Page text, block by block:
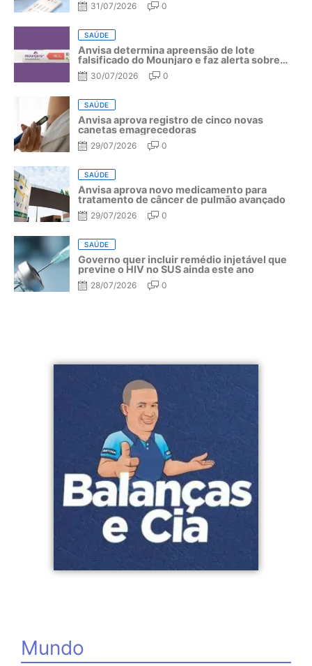
31/07/2026 0
SAÚDE
Anvisa determina apreensão de lote
falsificado do Mounjaro e faz alerta sobre
riscos do medicamento
30/07/2026 0
SAÚDE
Anvisa aprova registro de cinco novas
canetas emagrecedoras
29/07/2026 0
SAÚDE
Anvisa aprova novo medicamento para
tratamento de câncer de pulmão avançado
29/07/2026 0
SAÚDE
Governo quer incluir remédio injetável que
previne o HIV no SUS ainda este ano
28/07/2026 0
Mundo